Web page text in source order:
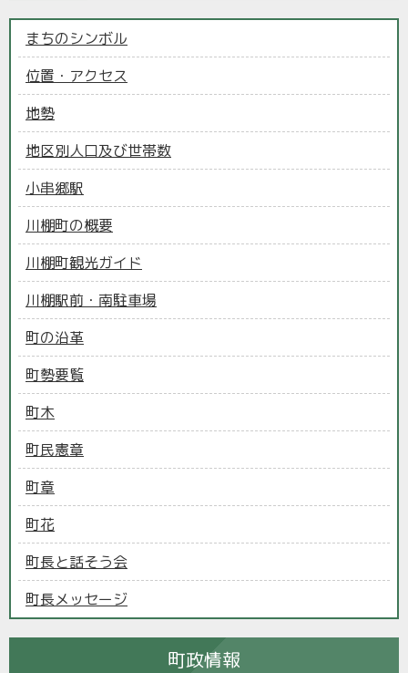
まちのシンボル
位置・アクセス
地勢
地区別人口及び世帯数
小串郷駅
川棚町の概要
川棚町観光ガイド
川棚駅前・南駐車場
町の沿革
町勢要覧
町木
町民憲章
町章
町花
町長と話そう会
町長メッセージ
町政情報